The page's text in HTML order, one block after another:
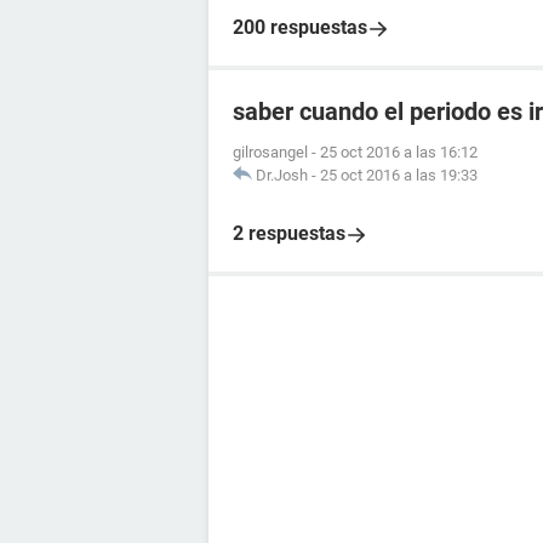
200 respuestas
saber cuando el periodo es
gilrosangel - 25 oct 2016 a las 16:12
Dr.Josh - 25 oct 2016 a las 19:33
2 respuestas